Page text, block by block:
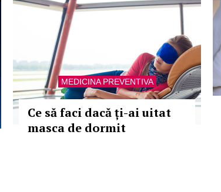
MEDICINA PREVENTIVA
Ce să faci dacă ți-ai uitat
masca de dormit